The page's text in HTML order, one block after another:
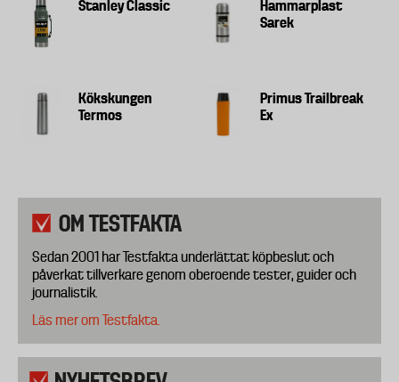
Stanley Classic
Hammarplast
Sarek
Kökskungen
Termos
Primus Trailbreak
Ex
OM TESTFAKTA
Sedan 2001 har Testfakta underlättat köpbeslut och
påverkat tillverkare genom oberoende tester, guider och
journalistik.
Läs mer om Testfakta.